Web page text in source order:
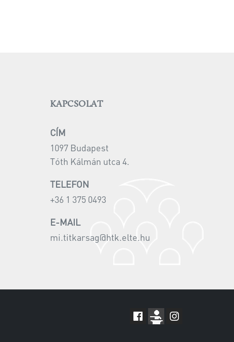
KAPCSOLAT
CÍM
1097 Budapest
Tóth Kálmán utca 4.
TELEFON
+36 1 375 0493
E-MAIL
mi.titkarsag@htk.elte.hu